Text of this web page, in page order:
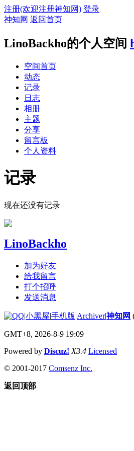
注册(欢迎注册神知网) 登录
神知网 返回首页
LinoBackho的个人空间
空间首页
动态
记录
日志
相册
主题
分享
留言板
个人资料
记录
现在还没有记录
LinoBackho
加为好友
给我留言
打个招呼
发送消息
|小黑屋|手机版|Archiver|神知网
GMT+8, 2026-8-9 19:09
Powered by Discuz! X3.4 Licensed
© 2001-2017 Comsenz Inc.
返回顶部